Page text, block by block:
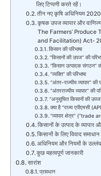
लिए टिप्पणी करते रहें।
तीन नए कृषि अधिनियम
कृषक उपज व्यापार और
The Farmers’ Produce
and Facilitation) Act-
किसान की परिभाषा
“किसानों की उपज” की
“किसान उत्पादक संगठन” की
“व्यक्ति” की परिभाषा
“अंतर-राज्यीय व्यापार” की
“अंतरराज्यीय व्यापार” की
“अनुसूचित किसानों की उपज”
क्या है “राज्य एपीएमसी
“व्यापार क्षेत्र” (“trade
किसानों के उत्पाद के व्यापार
किसानों के लिए विवाद
अधिनियम और नियमों के
कुछ महत्वपूर्ण जानकारी
सारांश
प्रावधान